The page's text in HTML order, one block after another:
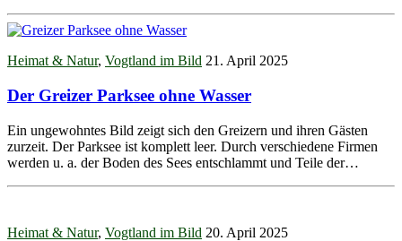
Heimat & Natur, Vogtland im Bild 21. April 2025
Der Greizer Parksee ohne Wasser
Ein ungewohntes Bild zeigt sich den Greizern und ihren Gästen
zurzeit. Der Parksee ist komplett leer. Durch verschiedene Firmen
werden u. a. der Boden des Sees entschlammt und Teile der…
Heimat & Natur, Vogtland im Bild 20. April 2025